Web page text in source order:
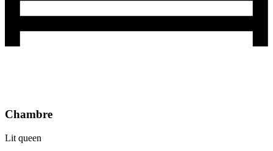
Chambre
Lit queen